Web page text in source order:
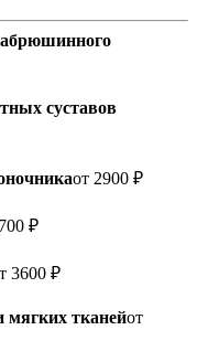
суставов
от 2900 ₽
₽
3600 ₽
мягких тканейот